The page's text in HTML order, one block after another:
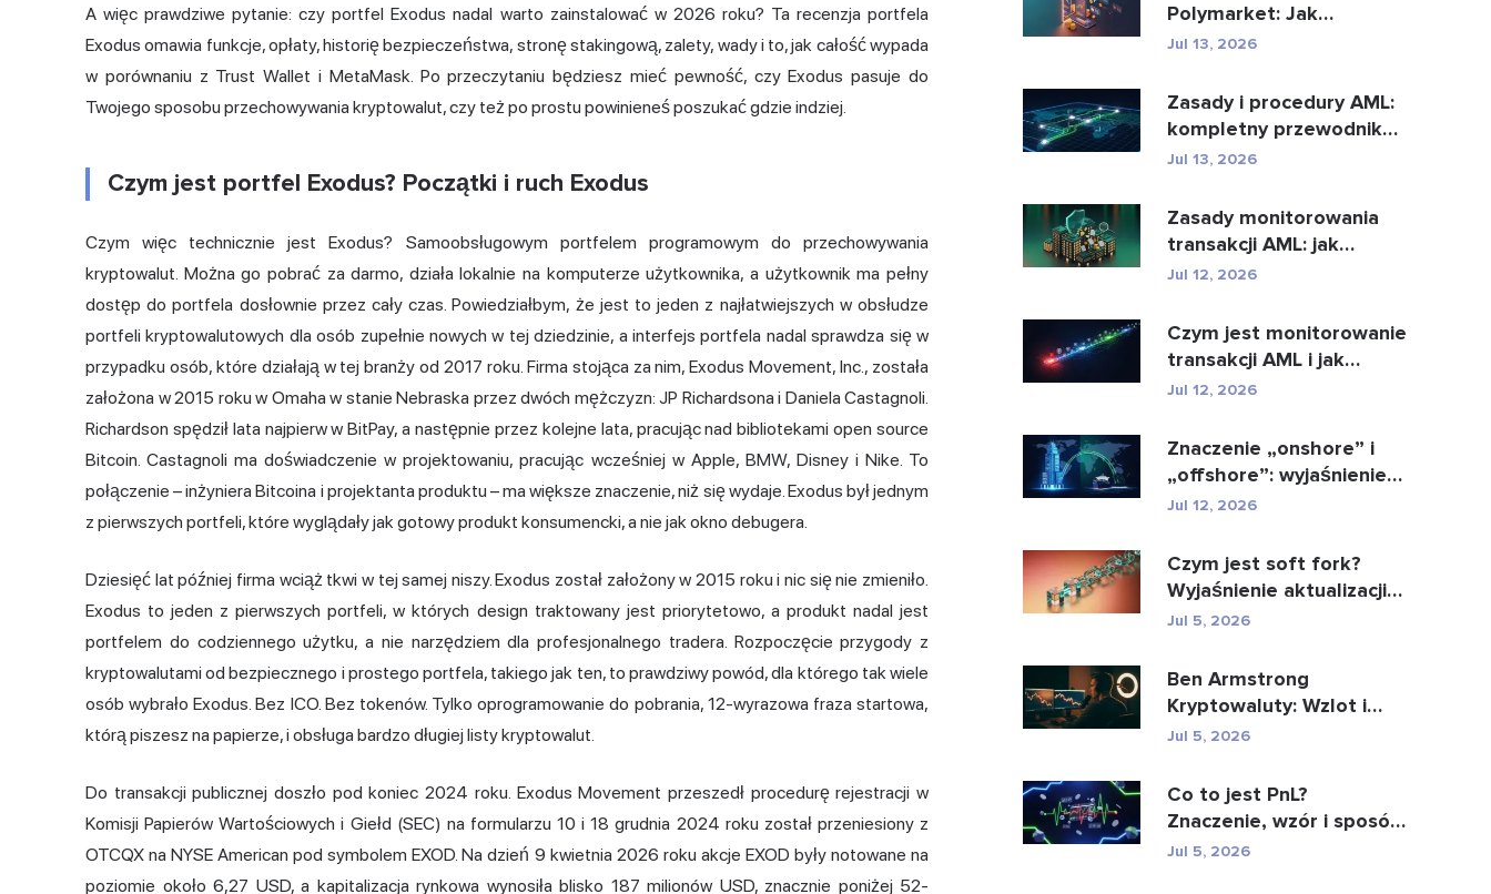
A więc prawdziwe pytanie: czy portfel Exodus nadal warto zainstalować w 2026 roku? Ta recenzja portfela
Exodus omawia funkcje, opłaty, historię bezpieczeństwa, stronę stakingową, zalety, wady i to, jak całość wypada
w porównaniu z Trust Wallet i MetaMask. Po przeczytaniu będziesz mieć pewność, czy Exodus pasuje do
Twojego sposobu przechowywania kryptowalut, czy też po prostu powinieneś poszukać gdzie indziej.
Czym jest portfel Exodus? Początki i ruch Exodus
Czym więc technicznie jest Exodus? Samoobsługowym portfelem programowym do przechowywania
kryptowalut. Można go pobrać za darmo, działa lokalnie na komputerze użytkownika, a użytkownik ma pełny
dostęp do portfela dosłownie przez cały czas. Powiedziałbym, że jest to jeden z najłatwiejszych w obsłudze
portfeli kryptowalutowych dla osób zupełnie nowych w tej dziedzinie, a interfejs portfela nadal sprawdza się w
przypadku osób, które działają w tej branży od 2017 roku. Firma stojąca za nim, Exodus Movement, Inc., została
założona w 2015 roku w Omaha w stanie Nebraska przez dwóch mężczyzn: JP Richardsona i Daniela Castagnoli.
Richardson spędził lata najpierw w BitPay, a następnie przez kolejne lata, pracując nad bibliotekami open source
Bitcoin. Castagnoli ma doświadczenie w projektowaniu, pracując wcześniej w Apple, BMW, Disney i Nike. To
połączenie – inżyniera Bitcoina i projektanta produktu – ma większe znaczenie, niż się wydaje. Exodus był jednym
z pierwszych portfeli, które wyglądały jak gotowy produkt konsumencki, a nie jak okno debugera.
Dziesięć lat później firma wciąż tkwi w tej samej niszy. Exodus został założony w 2015 roku i nic się nie zmieniło.
Exodus to jeden z pierwszych portfeli, w których design traktowany jest priorytetowo, a produkt nadal jest
portfelem do codziennego użytku, a nie narzędziem dla profesjonalnego tradera. Rozpoczęcie przygody z
kryptowalutami od bezpiecznego i prostego portfela, takiego jak ten, to prawdziwy powód, dla którego tak wiele
osób wybrało Exodus. Bez ICO. Bez tokenów. Tylko oprogramowanie do pobrania, 12-wyrazowa fraza startowa,
którą piszesz na papierze, i obsługa bardzo długiej listy kryptowalut.
Do transakcji publicznej doszło pod koniec 2024 roku. Exodus Movement przeszedł procedurę rejestracji w
Komisji Papierów Wartościowych i Giełd (SEC) na formularzu 10 i 18 grudnia 2024 roku został przeniesiony z
OTCQX na NYSE American pod symbolem EXOD. Na dzień 9 kwietnia 2026 roku akcje EXOD były notowane na
poziomie około 6,27 USD, a kapitalizacja rynkowa wynosiła blisko 187 milionów USD, znacznie poniżej 52-
Polymarket: Jak
bezpiecznie kopiować
Jul 13, 2026
Zasady i procedury AML:
kompletny przewodnik
zgodności
Jul 13, 2026
Zasady monitorowania
transakcji AML: jak
wykrywają przestępstwa
Jul 12, 2026
Czym jest monitorowanie
transakcji AML i jak
działa?
Jul 12, 2026
Znaczenie „onshore” i
„offshore”: wyjaśnienie
kluczowych ...
Jul 12, 2026
Czym jest soft fork?
Wyjaśnienie aktualizacji
blockchaina
Jul 5, 2026
Ben Armstrong
Kryptowaluty: Wzlot i
upadek BitBoya
Jul 5, 2026
Co to jest PnL?
Znaczenie, wzór i sposób
obliczenia
Jul 5, 2026